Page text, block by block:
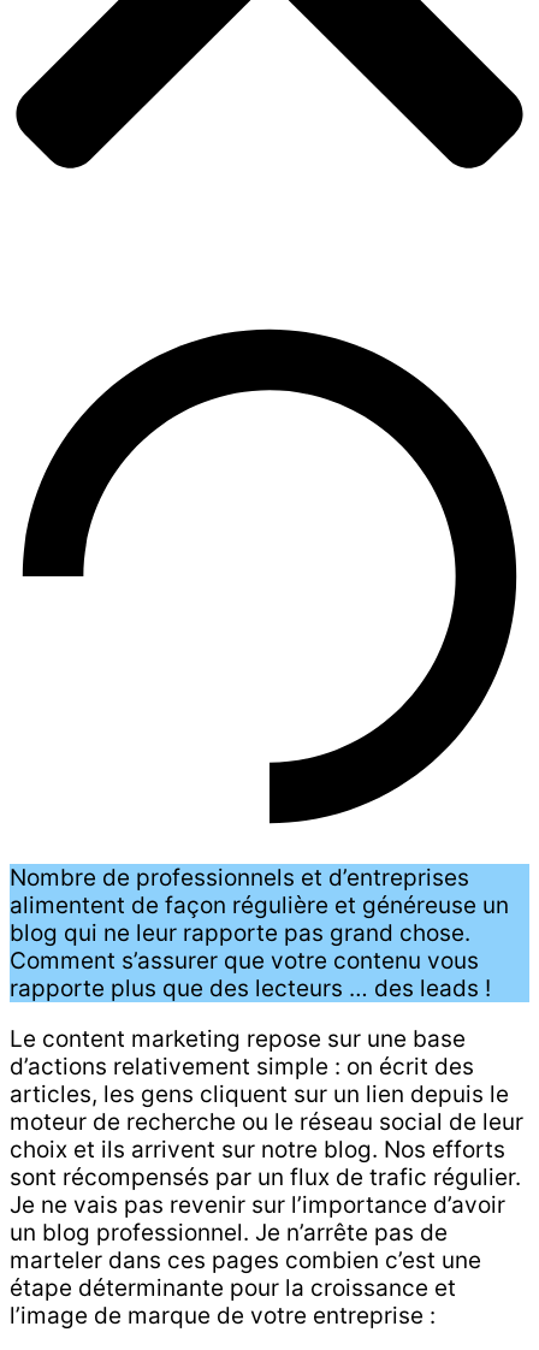
Nombre de professionnels et d’entreprises
alimentent de façon régulière et généreuse un
blog qui ne leur rapporte pas grand chose.
Comment s’assurer que votre contenu vous
rapporte plus que des lecteurs … des leads !
Le content marketing repose sur une base
d’actions relativement simple : on écrit des
articles, les gens cliquent sur un lien depuis le
moteur de recherche ou le réseau social de leur
choix et ils arrivent sur notre blog. Nos efforts
sont récompensés par un flux de trafic régulier.
Je ne vais pas revenir sur l’importance d’avoir
un blog professionnel. Je n’arrête pas de
marteler dans ces pages combien c’est une
étape déterminante pour la croissance et
l’image de marque de votre entreprise :